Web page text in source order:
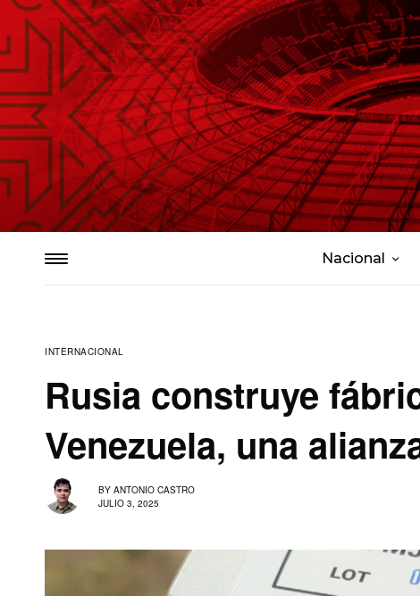
Nacional
INTERNACIONAL
Rusia construye
Venezuela, una
BY ANTONIO CASTRO
JULIO 3, 2025